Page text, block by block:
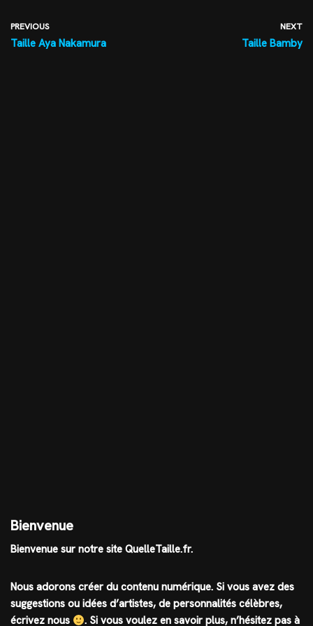
PREVIOUS
Taille Aya Nakamura
NEXT
Taille Bamby
Bienvenue
Bienvenue sur notre site QuelleTaille.fr.
Nous adorons créer du contenu numérique. Si vous avez des
suggestions ou idées d’artistes, de personnalités célèbres,
écrivez nous
. Si vous voulez en savoir plus, n’hésitez pas à